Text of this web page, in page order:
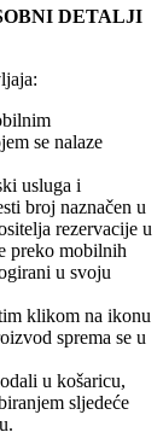
DETALJI
se nalaze
usluga i
broj naznačen u
rezervacije u
preko mobilnih
u svoju
klikom na ikonu
sprema se u
u košaricu,
sljedeće